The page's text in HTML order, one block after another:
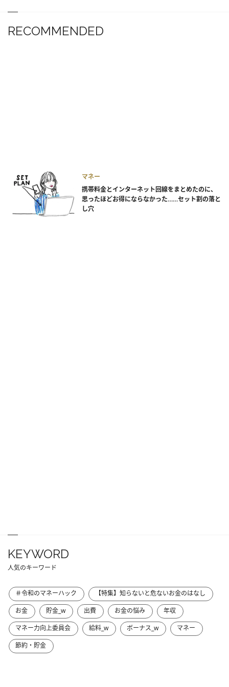
RECOMMENDED
マネー
携帯料金とインターネット回線をまとめたのに、
思ったほどお得にならなかった……セット割の落と
し穴
KEYWORD
人気のキーワード
＃令和のマネーハック
【特集】知らないと危ないお金のはなし
お金
貯金_w 出費 お金の悩み
年収
マネー力向上委員会
給料_w ボーナス_w
マネー
節約・貯金